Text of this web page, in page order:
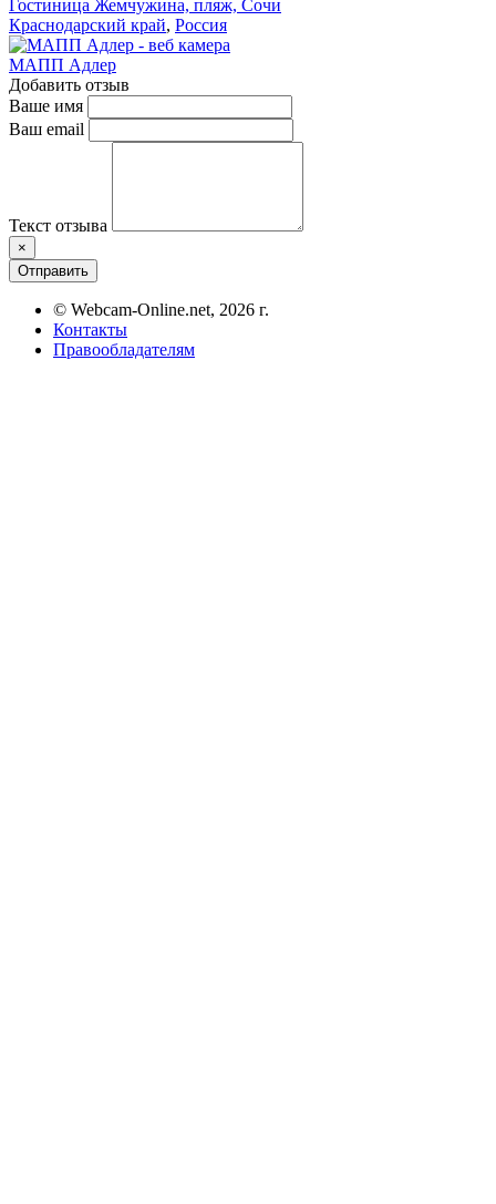
Гостиница Жемчужина, пляж, Сочи
Краснодарский край, Россия
МАПП Адлер
Добавить отзыв
Ваше имя
Ваш email
Текст отзыва
×
Отправить
© Webcam-Online.net, 2026 г.
Контакты
Правообладателям